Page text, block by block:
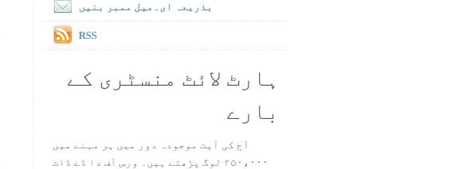
بذریعہ ای۔میل ممبر بنیں
RSS
ہارٹ لائٹ منسٹری کے
بارے
آج کی آیت موجودہ دور میں ہر مہنے میں
۲۵۰،۰۰۰ لوگ پڑھتے ہیں۔ ورس آف دا ڈے ڈاٹ